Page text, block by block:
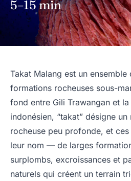
5–15 min
Takat Malang est un ensemble
formations rocheuses sous-
fond entre Gili Trawangan et
indonésien, “takat” désigne
rocheuse peu profonde, et
leur nom — de larges
surplombs, excroissances et
naturels qui créent un terrain